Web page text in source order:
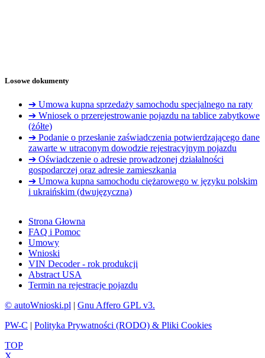
Losowe dokumenty
➔ Umowa kupna sprzedaży samochodu specjalnego na raty
➔ Wniosek o przerejestrowanie pojazdu na tablice zabytkowe
(żółte)
➔ Podanie o przesłanie zaświadczenia potwierdzającego dane
zawarte w utraconym dowodzie rejestracyjnym pojazdu
➔ Oświadczenie o adresie prowadzonej działalności
gospodarczej oraz adresie zamieszkania
➔ Umowa kupna samochodu ciężarowego w języku polskim
i ukraińskim (dwujęzyczna)
Strona Głowna
FAQ i Pomoc
Umowy
Wnioski
VIN Decoder - rok produkcji
Abstract USA
Termin na rejestracje pojazdu
© autoWnioski.pl | Gnu Affero GPL v3.
PW-C | Polityka Prywatności (RODO) & Pliki Cookies
TOP